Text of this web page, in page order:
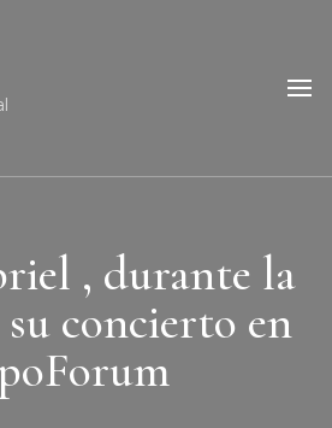
, durante la
concierto en